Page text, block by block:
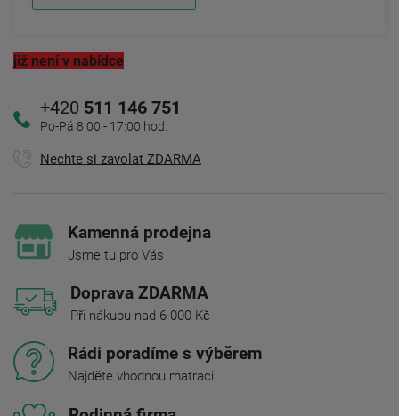
již není v nabídce
+420 511 146 751
Po-Pá 8:00 - 17:00 hod.
Nechte si zavolat ZDARMA
Kamenná prodejna
Jsme tu pro Vás
Doprava ZDARMA
Při nákupu nad 6 000 Kč
Rádi poradíme s výběrem
Najděte vhodnou matraci